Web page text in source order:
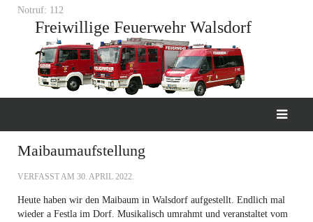
Notruf: 112
Freiwillige Feuerwehr Walsdorf
Maibaumaufstellung
VERFASST AM 30. APRIL 2022.
Heute haben wir den Maibaum in Walsdorf aufgestellt. Endlich mal
wieder a Festla im Dorf. Musikalisch umrahmt und veranstaltet vom